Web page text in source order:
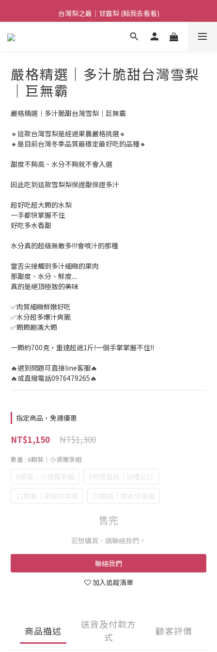
日本巨無霸水蜜桃鮮甜多汁!(點我去看看)
台灣梨之最｜甘露梨 (點我去看看)
日本巨無霸水蜜桃鮮甜多汁!(點我去看看)
嚴格精選｜多汁脆甜台灣雪梨
｜巨無霸
嚴格精選｜多汁脆甜台灣雪梨｜巨無霸
🔹這款台灣雪梨是經過果農嚴格挑選🔹
🔸是目前台灣冬季品質最穩定最好吃的品種🔸
甜度不夠高、水分不夠就不會入選
因此吃到這款雪梨梨保證甜保證多汁
超好吃超大顆的水梨
一手都快掌握不住
好吃多水香甜
水分真的超級無敵多!!!會噴汁的那種
當舌尖接觸到多汁細緻的果肉
那甜度、水分、鮮度....
真的是絕頂極致的美味
✅肉質細緻鮮嫩好吃
✅水分超多爆汁爽脆
✅顆顆飽滿大顆
一顆約700克，重達超過1斤!一個手掌掌握不住!!
🔥遇到問題可直接line客服🔥
🔥或直撥電話0976479265🔥
指定商品，免運優惠
NT$1,300
NT$1,150
數量 : 6顆裝｜小資獨享組
6顆裝｜小資獨享組
6顆禮盒裝｜送禮必訂
12顆裝｜家庭共享組
24顆裝｜親友分享組
售完
若想購買，請聯絡我們。
聯絡我們
加入追蹤清單
商品描述
送貨及付款方
式
顧客評價